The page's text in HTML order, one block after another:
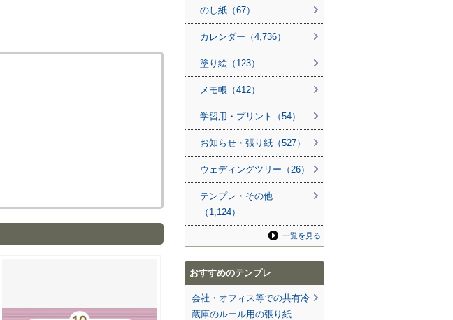
のし紙（67）
カレンダー（4,736）
塗り絵（123）
メモ帳（412）
学習用・プリント（54）
お知らせ・張り紙（527）
ウェディングツリー（26）
テンプレ・その他
（1,124）
一覧を見る
おすすめのテンプレ
会社・オフィス等での共有冷
蔵庫のルール用の張り紙